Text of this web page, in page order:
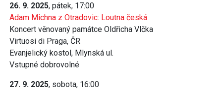
26. 9. 2025, pátek, 17:00
Adam Michna z Otradovic: Loutna česká
Koncert věnovaný památce Oldřicha Vlčka
Virtuosi di Praga, ČR
Evanjelický kostol, Mlynská ul.
Vstupné dobrovolné
27. 9. 2025, sobota, 16:00